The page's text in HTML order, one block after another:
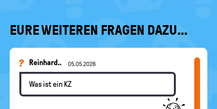
EURE WEITEREN FRAGEN DAZU...
Reinhard.. 05.05.2026
Was ist ein KZ